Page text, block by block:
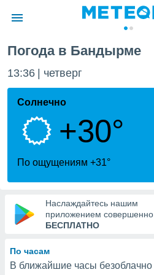
о
Вы можете
к этому
доступ
Погода в Бандырме
13:36 четверг
Солнечно
+30°
По ощущениям +31°
Наслаждайтесь нашим
приложением совершенно
БЕСПЛАТНО
По часам
В ближайшие часы безоблачно